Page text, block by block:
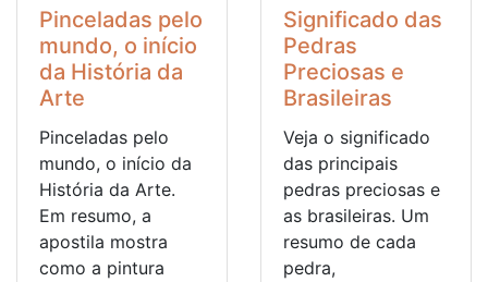
Pinceladas pelo
mundo, o início
da História da
Arte
Pinceladas pelo
mundo, o início da
História da Arte.
Em resumo, a
apostila mostra
como a pintura
Significado das
Pedras
Preciosas e
Brasileiras
Veja o significado
das principais
pedras preciosas e
as brasileiras. Um
resumo de cada
pedra,